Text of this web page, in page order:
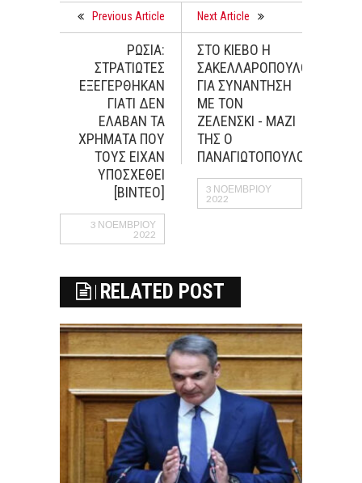
Previous Article
ΡΩΣΙΑ:
ΣΤΡΑΤΙΩΤΕΣ
ΕΞΕΓΕΡΘΗΚΑΝ
ΓΙΑΤΙ ΔΕΝ
ΕΛΑΒΑΝ ΤΑ
ΧΡΗΜΑΤΑ ΠΟΥ
ΤΟΥΣ ΕΙΧΑΝ
ΥΠΟΣΧΕΘΕΙ
[ΒΙΝΤΕΟ]
3 ΝΟΕΜΒΡΊΟΥ
2022
Next Article
ΣΤΟ ΚΙΕΒΟ Η
ΣΑΚΕΛΛΑΡΟΠΟΥΛΟΥ
ΓΙΑ ΣΥΝΑΝΤΗΣΗ
ΜΕ ΤΟΝ
ΖΕΛΕΝΣΚΙ - ΜΑΖΙ
ΤΗΣ Ο
ΠΑΝΑΓΙΩΤΟΠΟΥΛΟΣ
3 ΝΟΕΜΒΡΊΟΥ
2022
RELATED POST